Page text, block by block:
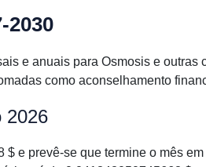
2030
e anuais para Osmosis e
como aconselhamento
2026
e prevê-se que termine o mês